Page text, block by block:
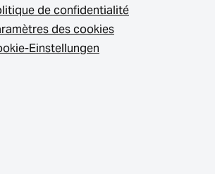
de confidentialité
des cookies
Einstellungen